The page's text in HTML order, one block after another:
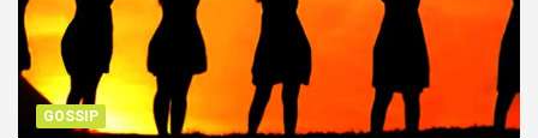
GOSSIP